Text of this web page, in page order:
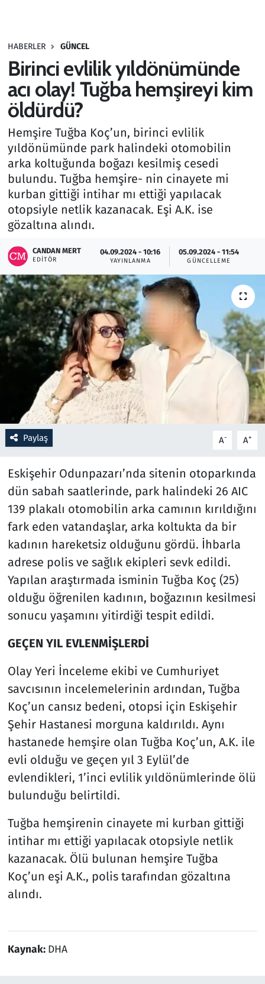
HABERLER GÜNCEL
Birinci evlilik yıldönümünde
acı olay! Tuğba hemşireyi kim
öldürdü?
Hemşire Tuğba Koç’un, birinci evlilik
yıldönümünde park halindeki otomobilin
arka koltuğunda boğazı kesilmiş cesedi
bulundu. Tuğba hemşire- nin cinayete mi
kurban gittiği intihar mı ettiği yapılacak
otopsiyle netlik kazanacak. Eşi A.K. ise
gözaltına alındı.
CANDAN MERT
EDITÖR
04.09.2024 - 10:16
YAYINLANMA
05.09.2024 - 11:54
GÜNCELLEME
Paylaş A- A+
Eskişehir Odunpazarı’nda sitenin otoparkında
dün sabah saatlerinde, park halindeki 26 AIC
139 plakalı otomobilin arka camının kırıldığını
fark eden vatandaşlar, arka koltukta da bir
kadının hareketsiz olduğunu gördü. İhbarla
adrese polis ve sağlık ekipleri sevk edildi.
Yapılan araştırmada isminin Tuğba Koç (25)
olduğu öğrenilen kadının, boğazının kesilmesi
sonucu yaşamını yitirdiği tespit edildi.
GEÇEN YIL EVLENMİŞLERDİ
Olay Yeri İnceleme ekibi ve Cumhuriyet
savcısının incelemelerinin ardından, Tuğba
Koç’un cansız bedeni, otopsi için Eskişehir
Şehir Hastanesi morguna kaldırıldı. Aynı
hastanede hemşire olan Tuğba Koç’un, A.K. ile
evli olduğu ve geçen yıl 3 Eylül’de
evlendikleri, 1’inci evlilik yıldönümlerinde ölü
bulunduğu belirtildi.
Tuğba hemşirenin cinayete mi kurban gittiği
intihar mı ettiği yapılacak otopsiyle netlik
kazanacak. Ölü bulunan hemşire Tuğba
Koç’un eşi A.K., polis tarafından gözaltına
alındı.
Kaynak: DHA
Haber
Kültür Sanat
Kurumsal Haberler
Lezzet Durağı
Memur ve Kamu
Otomobil
Oyun
Ramazan
Resmi İlanlar
Rüya Tabirleri
Sağlık
Savunma Sanayi
Seçim 2023
Spor
Teknoloji ve Bilim
Televizyon